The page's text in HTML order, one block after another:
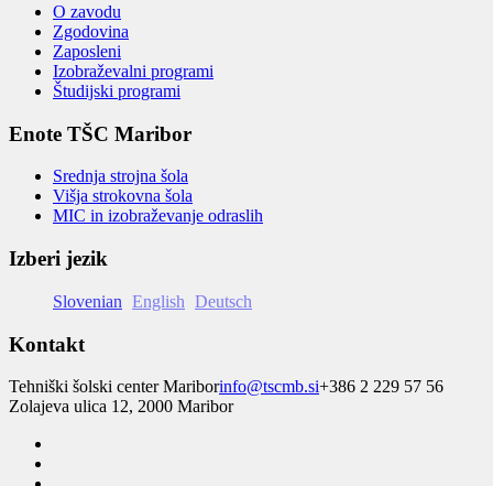
O zavodu
Zgodovina
Zaposleni
Izobraževalni programi
Študijski programi
Enote TŠC Maribor
Srednja strojna šola
Višja strokovna šola
MIC in izobraževanje odraslih
Izberi jezik
Slovenian English Deutsch
Kontakt
Tehniški šolski center Mariborinfo@tscmb.si+386 2 229 57 56
Zolajeva ulica 12, 2000 Maribor